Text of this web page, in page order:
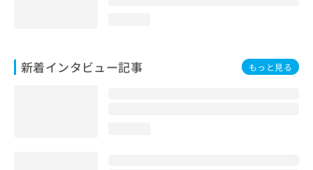
新着インタビュー記事 もっと見る